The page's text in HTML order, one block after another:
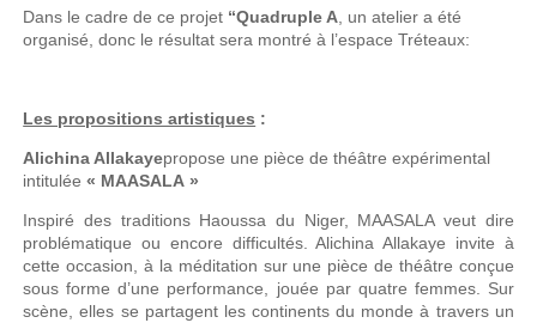
Dans le cadre de ce projet “Quadruple A, un atelier a été
organisé, donc le résultat sera montré à l’espace Tréteaux:
Les propositions artistiques :
Alichina Allakayepropose une pièce de théâtre expérimental
intitulée« MAASALA »
Inspiré des traditions Haoussa du Niger, MAASALA veut dire
problématique ou encore difficultés. Alichina Allakaye invite à
cette occasion, à la méditation sur une pièce de théâtre conçue
sous forme d’une performance, jouée par quatre femmes. Sur
scène, elles se partagent les continents du monde à travers un